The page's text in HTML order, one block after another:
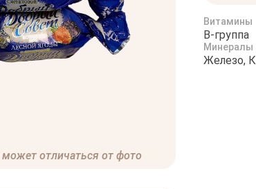
отличаться от фото
Витамины
B-группа
Минералы
Железо,